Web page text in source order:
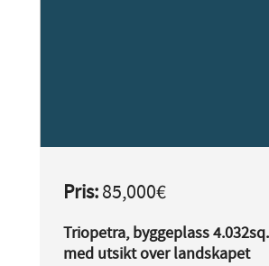
Pris:85,000€
Triopetra, byggeplass
med utsikt over landskapet